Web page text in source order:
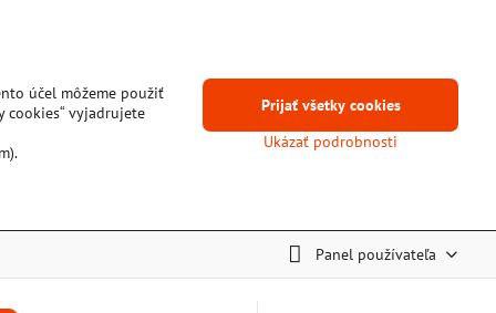
Panel používateľa
účel môžeme použiť
cookies“ vyjadrujete
Ukázať podrobnosti
Prijať všetky cookies